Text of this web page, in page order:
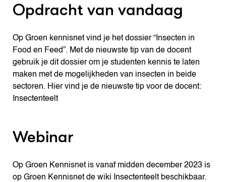
Opdracht van vandaag
Op Groen kennisnet vind je het dossier “Insecten in
Food en Feed”. Met de nieuwste tip van de docent
gebruik je dit dossier om je studenten kennis te laten
maken met de mogelijkheden van insecten in beide
sectoren. Hier vind je de nieuwste tip voor de docent:
Insectenteelt
Webinar
Op Groen Kennisnet is vanaf midden december 2023 is
op Groen Kennisnet de wiki Insectenteelt beschikbaar.